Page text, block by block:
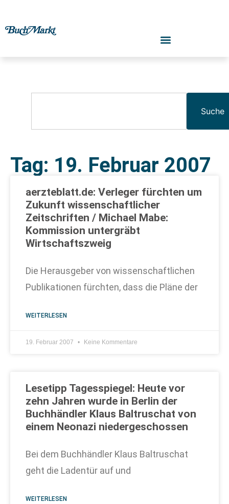
Suche
Tag: 19. Februar 2007
aerzteblatt.de: Verleger fürchten um
Zukunft wissenschaftlicher
Zeitschriften / Michael Mabe:
Kommission untergräbt
Wirtschaftszweig
Die Herausgeber von wissenschaftlichen
Publikationen fürchten, dass die Pläne der
WEITERLESEN
19. Februar 2007 Keine Kommentare
Lesetipp Tagesspiegel: Heute vor
zehn Jahren wurde in Berlin der
Buchhändler Klaus Baltruschat von
einem Neonazi niedergeschossen
Bei dem Buchhändler Klaus Baltruschat
geht die Ladentür auf und
WEITERLESEN